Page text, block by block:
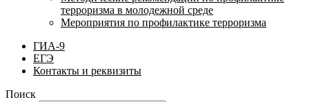
терроризма в молодежной среде
Мероприятия по профилактике терроризма
ГИА-9
ЕГЭ
Контакты и реквизиты
Поиск